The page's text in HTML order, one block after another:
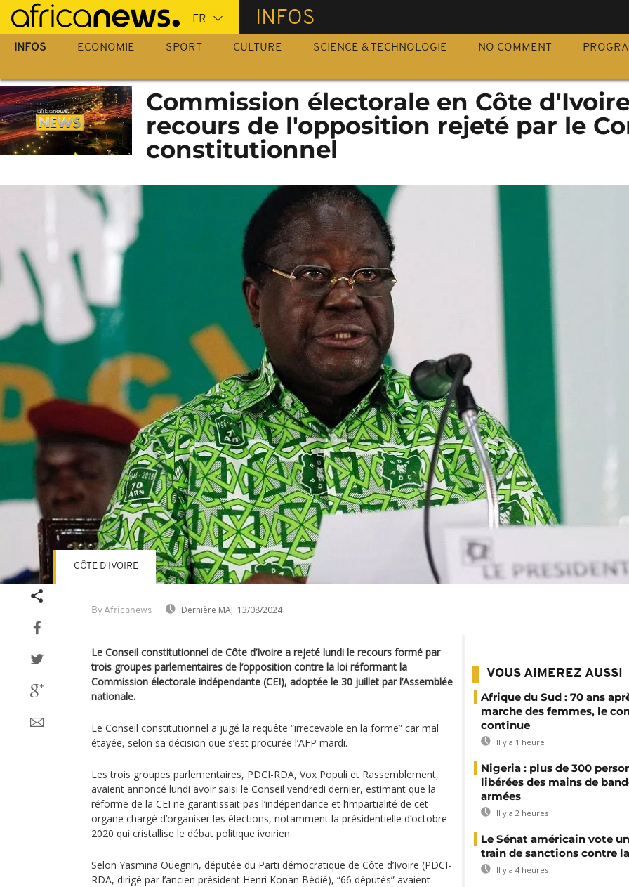
Passer
au
contenu
INFOS
INFOS ECONOMIE SPORT CULTURE SCIENCE & TECHNOLOGIE NO COMMENT
Commission électorale en Côte
recours de l'opposition rejeté par le
constitutionnel
By Africanews Dernière MAJ: 13/08/2024
CÔTE D'IVOIRE
Le Conseil constitutionnel de Côte d’Ivoire a rejeté lundi le recours formé par
trois groupes parlementaires de l’opposition contre la loi réformant la
Commission électorale indépendante (CEI), adoptée le 30 juillet par l’Assemblée
nationale.
Le Conseil constitutionnel a jugé la requête “irrecevable en la forme” car mal
étayée, selon sa décision que s’est procurée l’AFP mardi.
Les trois groupes parlementaires, PDCI-RDA, Vox Populi et Rassemblement,
avaient annoncé lundi avoir saisi le Conseil vendredi dernier, estimant que la
réforme de la CEI ne garantissait pas l’indépendance et l’impartialité de cet
organe chargé d’organiser les élections, notamment la présidentielle d’octobre
2020 qui cristallise le débat politique ivoirien.
Selon Yasmina Ouegnin, députée du Parti démocratique de Côte d’Ivoire (PDCI-
RDA, dirigé par l’ancien président Henri Konan Bédié), “66 députés” avaient
VOUS AIMEREZ AUSSI
Afrique du Sud : 70 ans
marche des femmes, le
continue
Il y a 1 heure
Nigeria : plus de 300
libérées des mains de
armées
Il y a 2 heures
Le Sénat américain vote
train de sanctions contre
Il y a 4 heures